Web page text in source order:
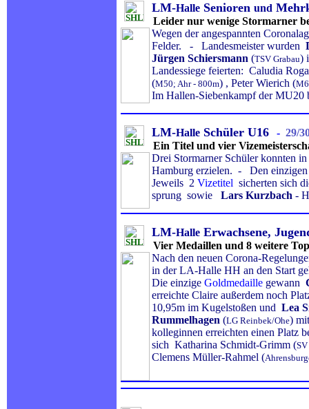
LM-Halle Senioren und
Leider nur wenige Stormarner
Wegen der angespannten
Felder. - Landesmeister wurden
Jürgen Schiersmann (TSV Grabau)
Landessiege feierten: Caludia
(M50; Ahr - 800m) , Peter Wierich (
Im Hallen-Siebenkampf der MU20
LM-Halle Schüler U16 - 29/
Ein Titel und vier
Drei Stormarner Schüler konnten
Hamburg erzielen. - Den
Jeweils 2 Vizetitel sicherten sich
sprung sowie Lars Kurzbach -
LM-Halle Erwachsene,
Vier Medaillen und 8 weitere
Nach den neuen Corona-
in der LA-Halle HH an den Start
Die einzige Goldmedaille gewann
erreichte Claire außerdem noch
10,95m im Kugelstoßen und Lea
Rummelhagen (LG Reinbek/Ohe)
kolleginnen erreichten einen Platz
sich Katharina Schmidt-Grimm (
Clemens Müller-Rahmel (